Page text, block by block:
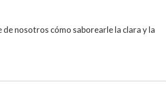
de nosotros cómo saborearle la clara y la